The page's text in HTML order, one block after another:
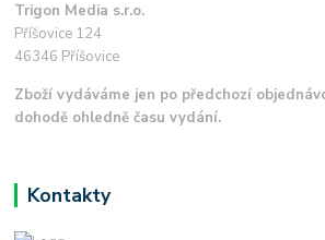
Trigon Media s.r.o.
Příšovice 124
46346 Příšovice
Zboží vydáváme jen po předchozí
dohodě ohledně času vydání.
Kontakty